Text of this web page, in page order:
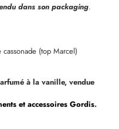
dans son packaging.
(top Marcel)
à la vanille, vendue
et accessoires Gordis.